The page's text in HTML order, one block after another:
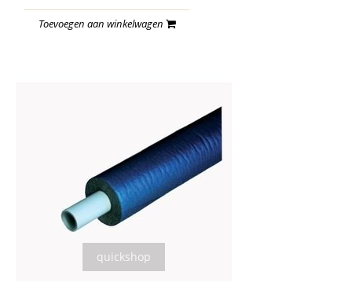
Toevoegen aan winkelwagen
quickshop